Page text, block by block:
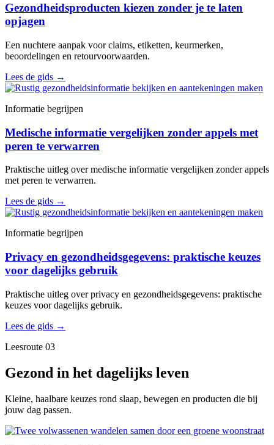
Gezondheidsproducten kiezen zonder je te laten
opjagen
Een nuchtere aanpak voor claims, etiketten, keurmerken,
beoordelingen en retourvoorwaarden.
Lees de gids →
Informatie begrijpen
Medische informatie vergelijken zonder appels met
peren te verwarren
Praktische uitleg over medische informatie vergelijken zonder appels
met peren te verwarren.
Lees de gids →
Informatie begrijpen
Privacy en gezondheidsgegevens: praktische keuzes
voor dagelijks gebruik
Praktische uitleg over privacy en gezondheidsgegevens: praktische
keuzes voor dagelijks gebruik.
Lees de gids →
Leesroute 03
Gezond in het dagelijks leven
Kleine, haalbare keuzes rond slaap, bewegen en producten die bij
jouw dag passen.